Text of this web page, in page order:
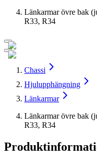
Länkarmar övre bak
R33, R34
Chassi
Hjulupphängning
Länkarmar
Länkarmar övre bak
R33, R34